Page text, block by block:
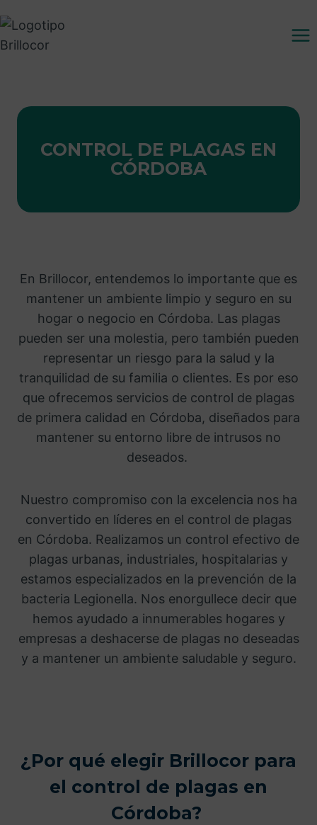
al
contenido
CONTROL DE PLAGAS EN
CÓRDOBA
En Brillocor, entendemos lo importante que es
mantener un ambiente limpio y seguro en su
hogar o negocio en Córdoba. Las plagas
pueden ser una molestia, pero también pueden
representar un riesgo para la salud y la
tranquilidad de su familia o clientes. Es por eso
que ofrecemos servicios de control de plagas
de primera calidad en Córdoba, diseñados para
mantener su entorno libre de intrusos no
deseados.
Nuestro compromiso con la excelencia nos ha
convertido en líderes en el control de plagas
en Córdoba. Realizamos un control efectivo de
plagas urbanas, industriales, hospitalarias y
estamos especializados en la prevención de la
bacteria Legionella. Nos enorgullece decir que
hemos ayudado a innumerables hogares y
empresas a deshacerse de plagas no deseadas
y a mantener un ambiente saludable y seguro.
¿Por qué elegir Brillocor para
el control de plagas en
Córdoba?